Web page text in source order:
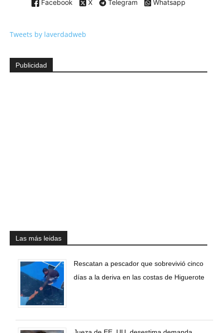
Facebook X Telegram Whatsapp
Tweets by laverdadweb
Publicidad
Las más leidas
Rescatan a pescador que sobrevivió cinco
días a la deriva en las costas de Higuerote